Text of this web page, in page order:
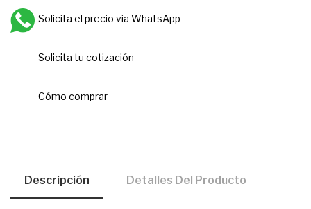
Solicita el precio via WhatsApp
Solicita tu cotización
Cómo comprar
Descripción Detalles Del Producto